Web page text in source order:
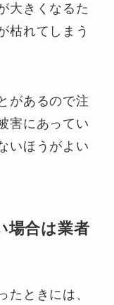
大きくなるた
枯れてしまう
があるので注
害にあってい
いほうがよい
場合は業者
たときには、